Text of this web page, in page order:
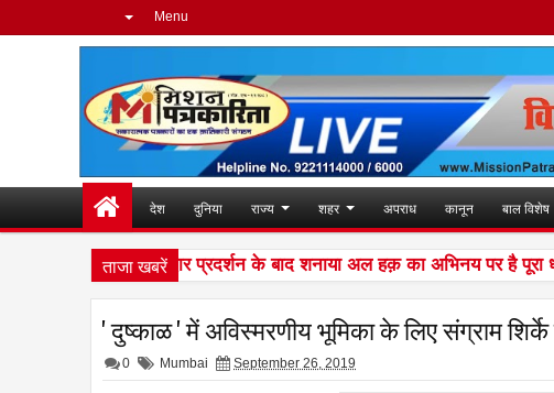
Menu
देश दुनिया राज्य शहर अपराध कानून बाल विशेष
ताजा खबरें
की दुनिया में शानदार प्रदर्शन के बाद शनाया अल हक़ का अभिनय पर है पूरा ध्यान
' दुष्काळ ' में अविस्मरणीय भूमिका के लिए संग्राम
0 Mumbai September 26, 2019